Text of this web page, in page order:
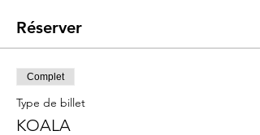
Réserver
Complet
Type de billet
KOALA